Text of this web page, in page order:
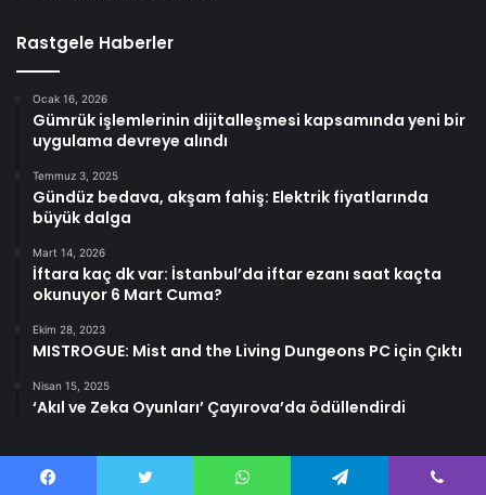
Rastgele Haberler
Ocak 16, 2026
Gümrük işlemlerinin dijitalleşmesi kapsamında yeni bir
uygulama devreye alındı
Temmuz 3, 2025
Gündüz bedava, akşam fahiş: Elektrik fiyatlarında
büyük dalga
Mart 14, 2026
İftara kaç dk var: İstanbul’da iftar ezanı saat kaçta
okunuyor 6 Mart Cuma?
Ekim 28, 2023
MISTROGUE: Mist and the Living Dungeons PC için Çıktı
Nisan 15, 2025
‘Akıl ve Zeka Oyunları’ Çayırova’da ödüllendirdi